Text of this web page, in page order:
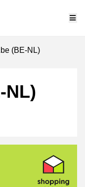
(BE-NL)
NL)